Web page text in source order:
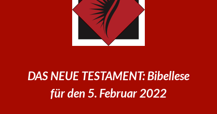
DAS NEUE TESTAMENT: Bibellese
für den 5. Februar 2022